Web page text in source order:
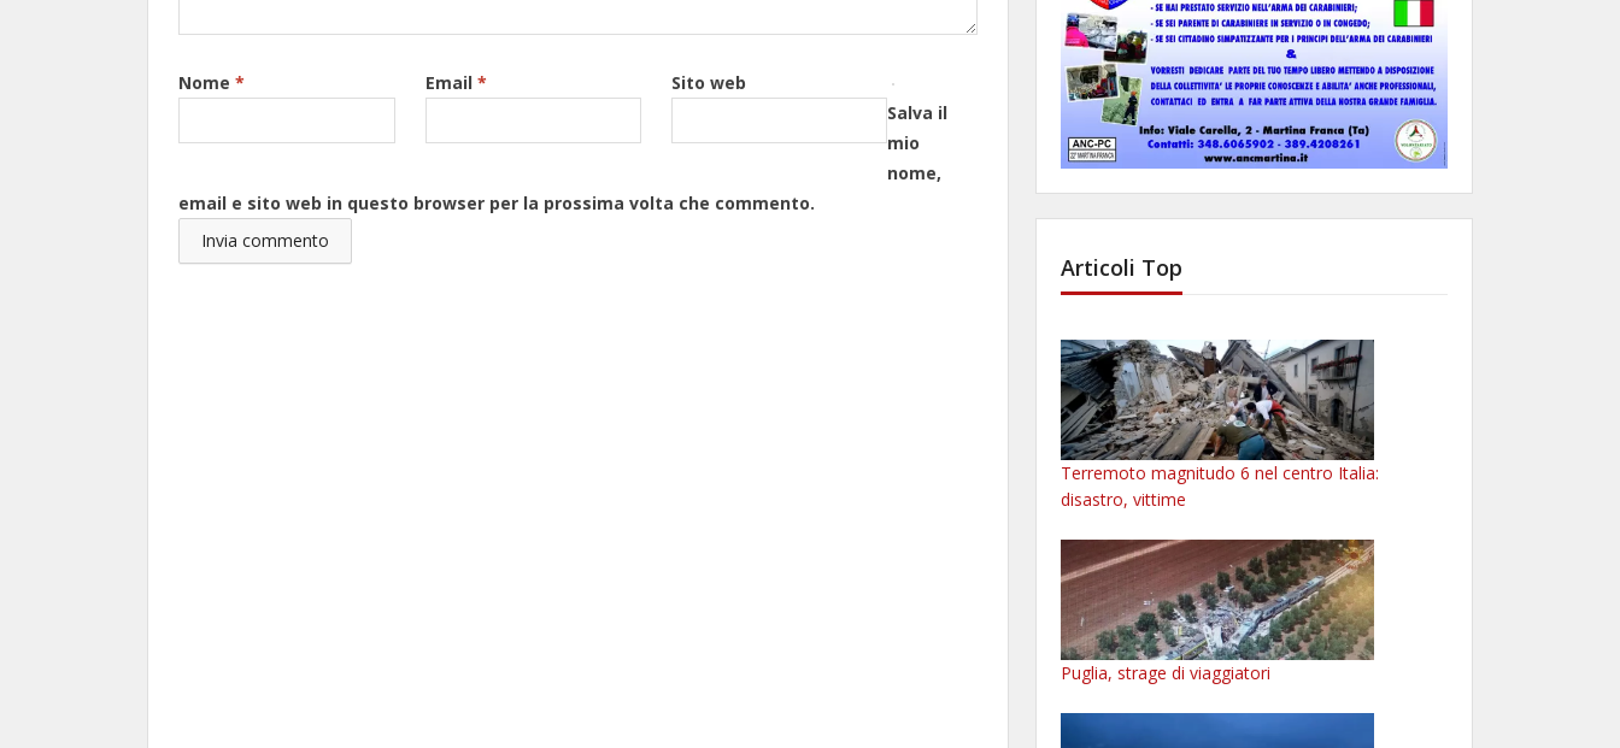
Nome * Email *
Sito web
Salva il
mio
nome,
email e sito web in questo browser per la prossima volta che commento.
Articoli Top
Terremoto magnitudo 6 nel centro Italia:
disastro, vittime
Puglia, strage di viaggiatori